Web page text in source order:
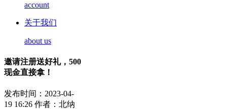
account
关于我们
about us
邀请注册送好礼，500
现金直接拿！
发布时间：2023-04-
19 16:26 作者：北纳